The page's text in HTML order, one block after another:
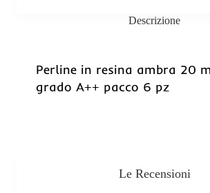
Descrizione
Perline in resina ambra 20
grado A++ pacco 6 pz
Le Recensioni